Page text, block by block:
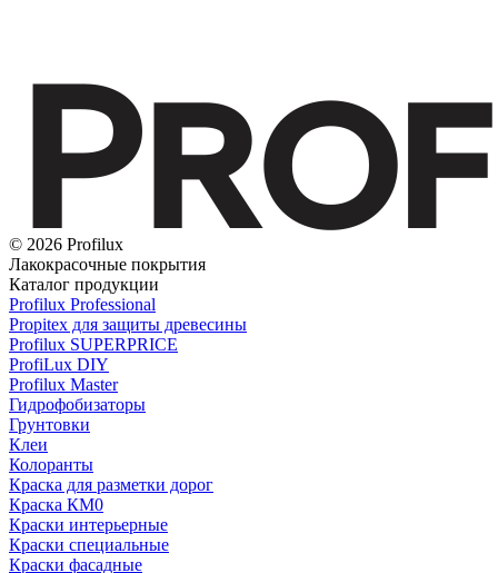
© 2026 Profilux
Лакокрасочные покрытия
Каталог продукции
Profilux Professional
Propitex для защиты древесины
Profilux SUPERPRICE
ProfiLux DIY
Profilux Master
Гидрофобизаторы
Грунтовки
Клеи
Колоранты
Краска для разметки дорог
Краска КМ0
Краски интерьерные
Краски специальные
Краски фасадные